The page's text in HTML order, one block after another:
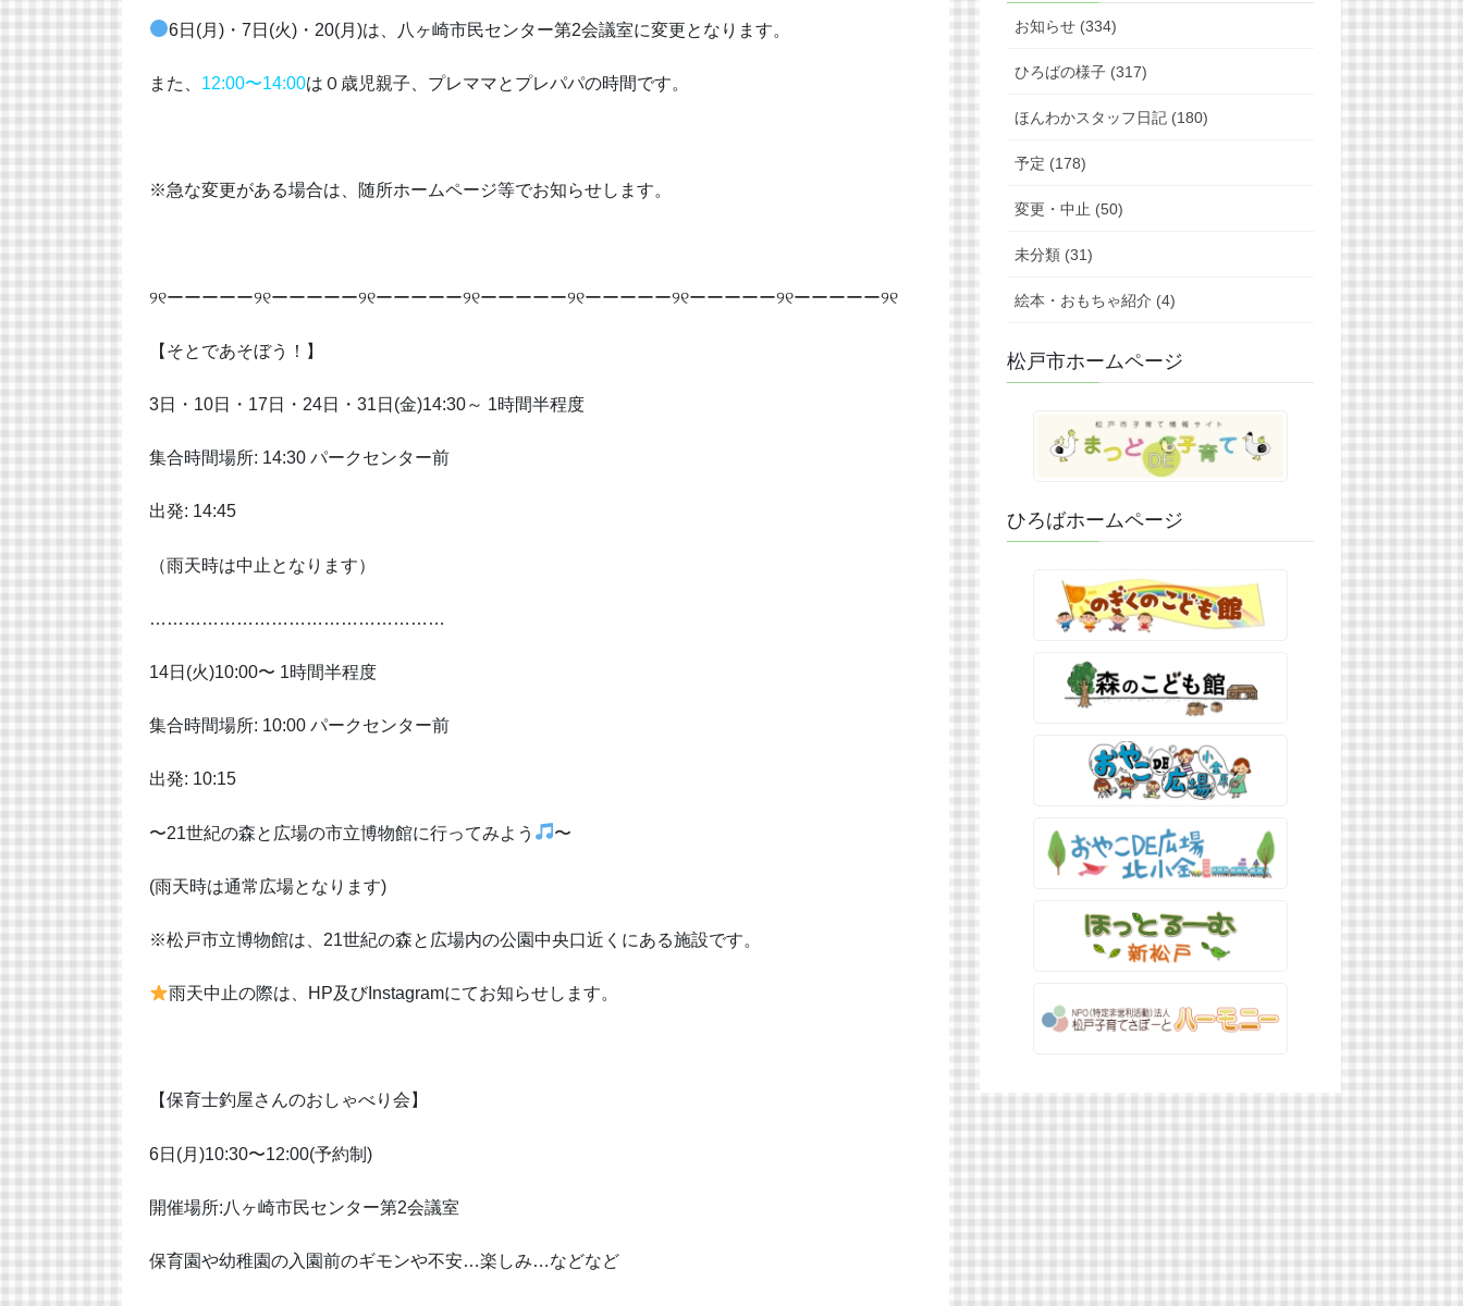
6日(月)・7日(火)・20(月)は、八ヶ崎市民センター第2会議室に変更となります。
また、 12:00〜14:00は０歳児親子、プレママとプレパパの時間です。
※急な変更がある場合は、随所ホームページ等でお知らせします。
୨୧ーーーーー୨୧ーーーーー୨୧ーーーーー୨୧ーーーーー୨୧ーーーーー୨୧ーーーーー୨୧ーーーーー୨୧
【そとであそぼう！】
3日・10日・17日・24日・31日(金)14:30～ 1時間半程度
集合時間場所: 14:30 パークセンター前
出発: 14:45
（雨天時は中止となります）
……………………………………………
14日(火)10:00〜 1時間半程度
集合時間場所: 10:00 パークセンター前
出発: 10:15
〜21世紀の森と広場の市立博物館に行ってみよう 〜
(雨天時は通常広場となります)
※松戸市立博物館は、21世紀の森と広場内の公園中央口近くにある施設です。
雨天中止の際は、HP及びInstagramにてお知らせします。
【保育士釣屋さんのおしゃべり会】
6日(月)10:30〜12:00(予約制)
開催場所:八ヶ崎市民センター第2会議室
保育園や幼稚園の入園前のギモンや不安…楽しみ…などなど
お知らせ (334)
ひろばの様子 (317)
ほんわかスタッフ日記 (180)
予定 (178)
変更・中止 (50)
未分類 (31)
絵本・おもちゃ紹介 (4)
松戸市ホームページ
ひろばホームページ